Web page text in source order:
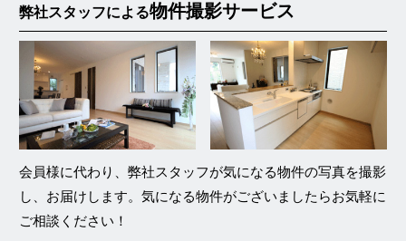
弊社スタッフによる物件撮影サービス
会員様に代わり、弊社スタッフが気になる物件の写真を撮影
し、お届けします。気になる物件がございましたらお気軽に
ご相談ください！